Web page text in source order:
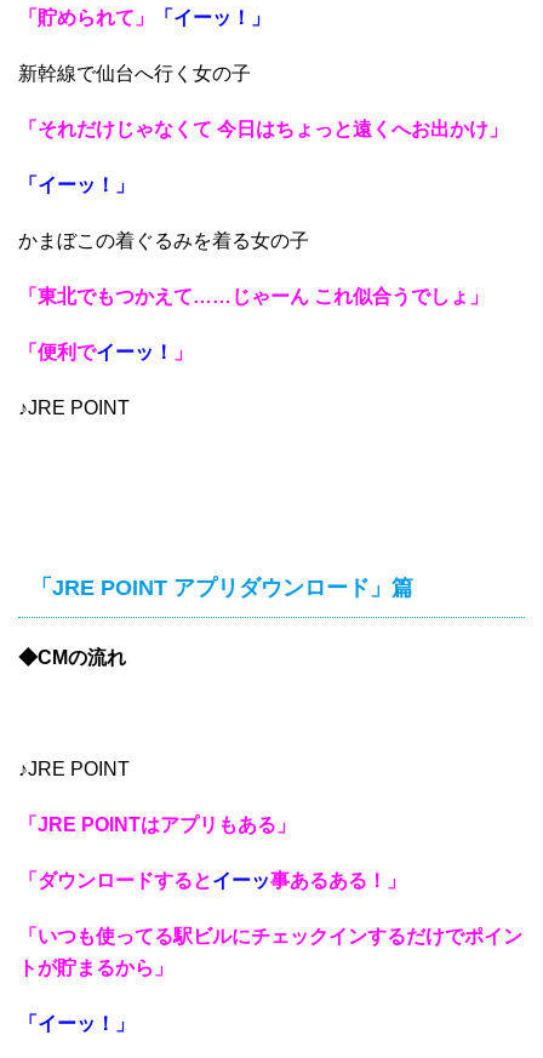
「貯められて」 「イーッ！」
新幹線で仙台へ行く女の子
「それだけじゃなくて 今日はちょっと遠くへお出かけ」
「イーッ！」
かまぼこの着ぐるみを着る女の子
「東北でもつかえて……じゃーん これ似合うでしょ」
「便利でイーッ！ 」
♪JRE POINT
「JRE POINT アプリダウンロード」篇
◆CMの流れ
♪JRE POINT
「JRE POINTはアプリもある」
「ダウンロードするとイーッ事あるある！」
「いつも使ってる駅ビルにチェックインするだけでポイン
トが貯まるから」
「イーッ！」